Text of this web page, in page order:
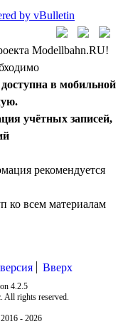
Modellbahn.RU!
в мобильной
учётных записей,
рекомендуется
ко всем материалам
Вверх
4.2.5
All rights reserved.
- 2026